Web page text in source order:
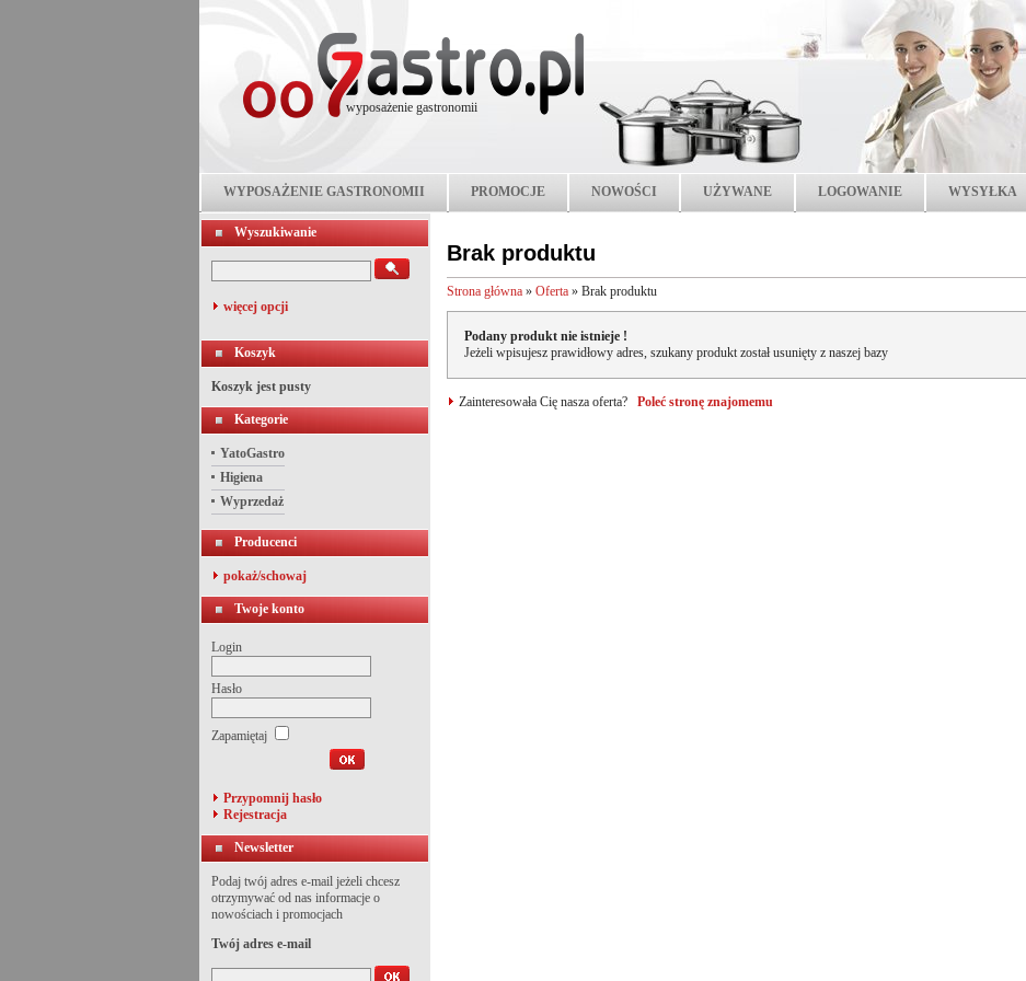
wyposażenie gastronomii
WYPOSAŻENIE GASTRONOMII PROMOCJE NOWOŚCI UŻYWANE LOGOWANIE WYSYŁKA
Wyszukiwanie
więcej opcji
Koszyk
Koszyk jest pusty
Kategorie
YatoGastro
Higiena
Wyprzedaż
Producenci
pokaż/schowaj
Twoje konto
Login
Hasło
Zapamiętaj
Przypomnij hasło
Rejestracja
Newsletter
Podaj twój adres e-mail jeżeli chcesz
otrzymywać od nas informacje o
nowościach i promocjach
Twój adres e-mail
Brak produktu
Strona główna » Oferta » Brak produktu
Podany produkt nie istnieje !
Jeżeli wpisujesz prawidłowy adres, szukany produkt został usunięty z naszej bazy
Zainteresowała Cię nasza oferta? Poleć stronę znajomemu